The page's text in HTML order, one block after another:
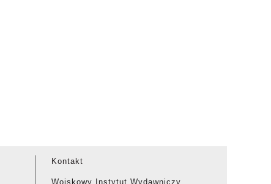
Kontakt
Wojskowy Instytut Wydawniczy